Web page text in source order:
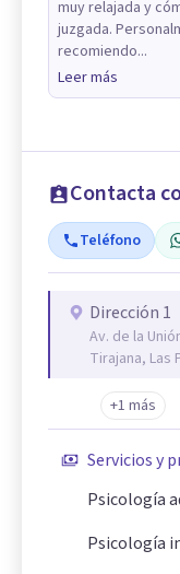
muy relajada y
juzgada.
recomiendo...
Leer más
Contacta
Teléfono
Dirección 1
Av. de la
Tirajana, Las
+1 más
Servicios y
Psicología
Psicología